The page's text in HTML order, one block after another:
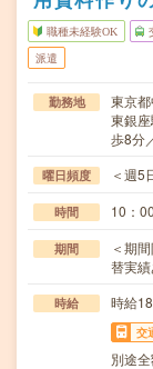
職種未経験OK
派遣
勤務地
東京
東銀
歩8分
曜日頻度 ＜週5
時間 10：
期間
＜期
替実績
時給 時給
交
別途